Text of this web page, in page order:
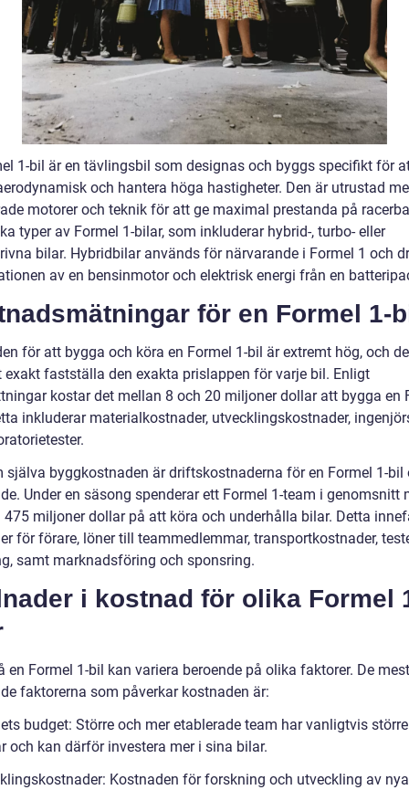
1-bil är en tävlingsbil som designas och byggs specifikt för
och hantera höga hastigheter. Den är utrustad
motorer och teknik för att ge maximal prestanda på
typer av Formel 1-bilar, som inkluderar hybrid-, turbo- eller
bilar. Hybridbilar används för närvarande i Formel 1 och
av en bensinmotor och elektrisk energi från en
för en Formel 1-
för att bygga och köra en Formel 1-bil är extremt hög, och
exakt fastställa den exakta prislappen för varje bil. Enligt
kostar det mellan 8 och 20 miljoner dollar att bygga en
inkluderar materialkostnader, utvecklingskostnader,
själva byggkostnaden är driftskostnaderna för en Formel 1-bil
Under en säsong spenderar ett Formel 1-team i genomsnitt
475 miljoner dollar på att köra och underhålla bilar. Detta
för förare, löner till teammedlemmar, transportkostnader,
samt marknadsföring och sponsring.
i kostnad för olika Formel
en Formel 1-bil kan variera beroende på olika faktorer. De mest
faktorerna som påverkar kostnaden är:
budget: Större och mer etablerade team har vanligtvis större
och kan därför investera mer i sina bilar.
Kostnaden för forskning och utveckling av nya